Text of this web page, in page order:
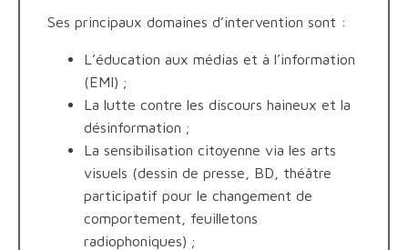
Ses principaux domaines d’intervention sont :
L’éducation aux médias et à l’information
(EMI) ;
La lutte contre les discours haineux et la
désinformation ;
La sensibilisation citoyenne via les arts
visuels (dessin de presse, BD, théâtre
participatif pour le changement de
comportement, feuilletons
radiophoniques) ;